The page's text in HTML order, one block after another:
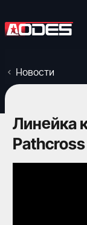
Новости
Линейка
Pathcross